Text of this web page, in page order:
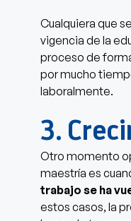
Cualquiera que
vigencia de la
proceso de
por mucho
laboralmente.
3.
Otro momento
maestría es
trabajo se ha
estos casos, la